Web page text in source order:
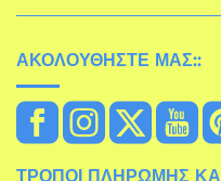
ΑΚΟΛΟΥΘΉΣΤΕ ΜΑΣ::
ΤΡΌΠΟΙ ΠΛΗΡΩΜΉΣ